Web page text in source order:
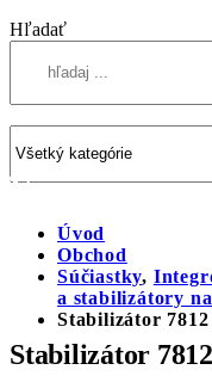
Hľadať
Úvod
Obchod
Súčiastky,
a stabilizátory
Stabilizátor
Stabilizátor